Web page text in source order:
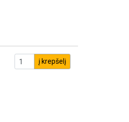
į krepšelį